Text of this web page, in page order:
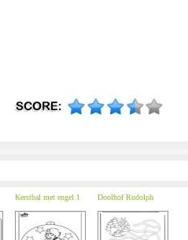
Kerstbal met engel 1 Doolhof Rudolph